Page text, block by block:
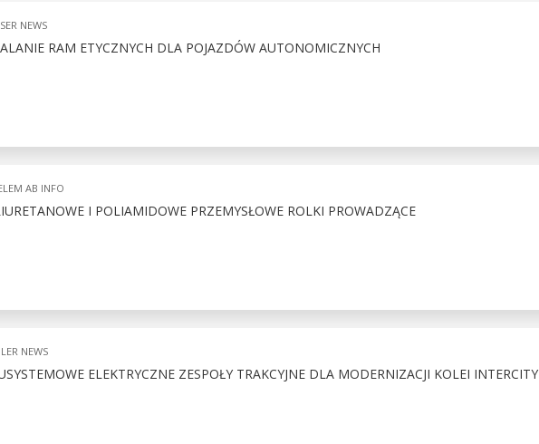
NEWS
RAM ETYCZNYCH DLA POJAZDÓW AUTONOMICZNYCH
AB INFO
I POLIAMIDOWE PRZEMYSŁOWE ROLKI PROWADZĄCE
NEWS
ELEKTRYCZNE ZESPOŁY TRAKCYJNE DLA MODERNIZACJI KOLEI INTERCITY